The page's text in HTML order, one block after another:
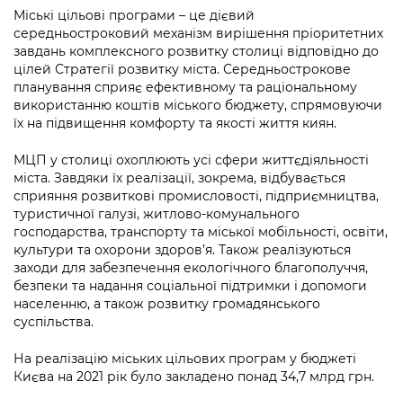
Kyiv International Relations
Річні звіти
Гендерна політика
Безбар'єрність
Київська міська військова адміністрація
Портал Захисників та Захисниць
Безбар'єрність
Портал послуг
Міський застосунок Київ Цифровий
Важливе під час воєнного стану
Уряд» – місцевий рівень»
Важливе під час воєнного стану
Про відкриті дані
Портал даних Києва
Публічні дашборди
Міські цільові програми – це дієвий
середньостроковий механізм вирішення пріоритетних
завдань комплексного розвитку столиці відповідно до
цілей Стратегії розвитку міста. Середньострокове
планування сприяє ефективному та раціональному
використанню коштів міського бюджету, спрямовуючи
їх на підвищення комфорту та якості життя киян.
МЦП у столиці охоплюють усі сфери життєдіяльності
міста. Завдяки їх реалізації, зокрема, відбувається
сприяння розвиткові промисловості, підприємництва,
туристичної галузі, житлово-комунального
господарства, транспорту та міської мобільності, освіти,
культури та охорони здоров’я. Також реалізуються
заходи для забезпечення екологічного благополуччя,
безпеки та надання соціальної підтримки і допомоги
населенню, а також розвитку громадянського
суспільства.
На реалізацію міських цільових програм у бюджеті
Києва на 2021 рік було закладено понад 34,7 млрд грн.